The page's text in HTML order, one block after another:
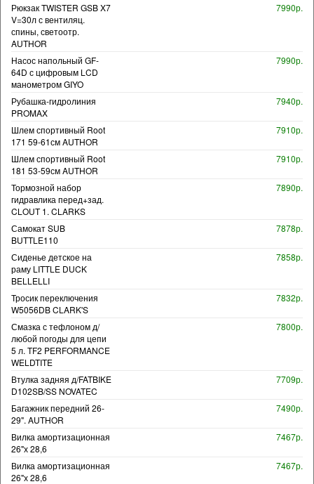
Рюкзак TWISTER GSB X7
V=30л с вентиляц.
спины, светоотр.
AUTHOR
7990р.
Насос напольный GF-
64D с цифровым LCD
манометром GIYO
7990р.
Рубашка-гидролиния
PROMAX
7940р.
Шлем спортивный Root
171 59-61см AUTHOR
7910р.
Шлем спортивный Root
181 53-59см AUTHOR
7910р.
Тормозной набор
гидравлика перед+зад.
CLOUT 1. CLARKS
7890р.
Самокат SUB
BUTTLE110
7878р.
Сиденье детское на
раму LITTLE DUCK
BELLELLI
7858р.
Тросик переключения
W5056DB CLARK'S
7832р.
Смазка с тефлоном д/
любой погоды для цепи
5 л. TF2 PERFORMANCE
WELDTITE
7800р.
Втулка задняя д/FATBIKE
D102SB/SS NOVATEC
7709р.
Багажник передний 26-
29". AUTHOR
7490р.
Вилка амортизационная
26"х 28,6
7467р.
Вилка амортизационная
26"х 28,6
7467р.